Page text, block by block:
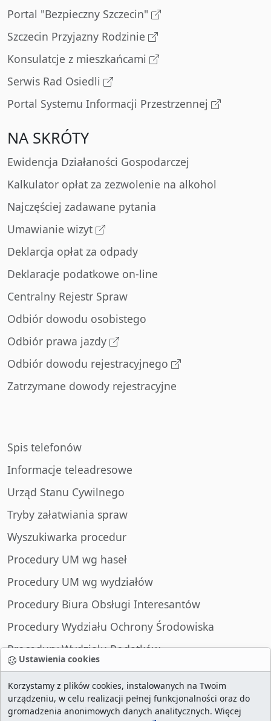
Ustawienia cookies
Korzystamy z plików cookies, instalowanych na Twoim
urządzeniu, w celu realizacji pełnej funkcjonalności oraz do
gromadzenia anonimowych danych analitycznych. Więcej
Portal "Bezpieczny Szczecin"
Szczecin Przyjazny Rodzinie
Konsulatcje z mieszkańcami
Serwis Rad Osiedli
Portal Systemu Informacji Przestrzennej
NA SKRÓTY
Ewidencja Działaności Gospodarczej
Kalkulator opłat za zezwolenie na alkohol
Najczęściej zadawane pytania
Umawianie wizyt
Deklarcja opłat za odpady
Deklaracje podatkowe on-line
Centralny Rejestr Spraw
Odbiór dowodu osobistego
Odbiór prawa jazdy
Odbiór dowodu rejestracyjnego
Zatrzymane dowody rejestracyjne
Spis telefonów
Informacje teleadresowe
Urząd Stanu Cywilnego
Tryby załatwiania spraw
Wyszukiwarka procedur
Procedury UM wg haseł
Procedury UM wg wydziałów
Procedury Biura Obsługi Interesantów
Procedury Wydziału Ochrony Środowiska
Procedury Wydziału Podatków
Procedury Wydziału Spraw Obywatelskich